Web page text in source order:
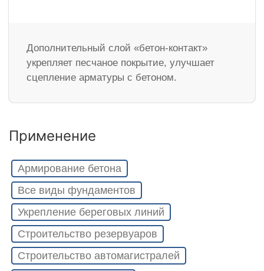
Дополнительный слой «бетон-контакт»
укрепляет песчаное покрытие, улучшает
сцепление арматуры с бетоном.
Применение
Армирование бетона
Все виды фундаментов
Укрепление береговых линий
Строительство резервуаров
Строительство автомагистралей